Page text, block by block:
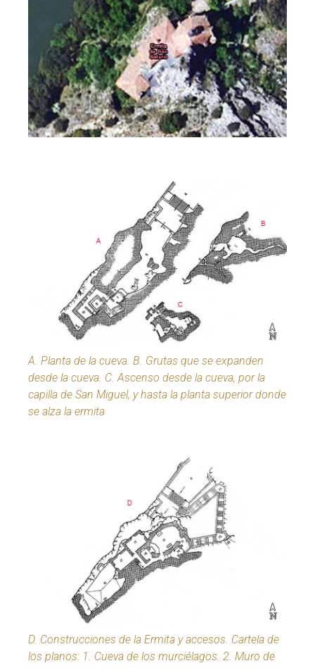
A. Planta de la cueva. B. Grutas que se expanden
desde la cueva. C. Ascenso desde la cueva, por la
capilla de San Miguel, y hasta la planta superior donde
se alza la ermita
D. Construcciones de la Ermita y accesos. Cartela de
los planos: 1. Cueva de los murciélagos. 2. Muro de